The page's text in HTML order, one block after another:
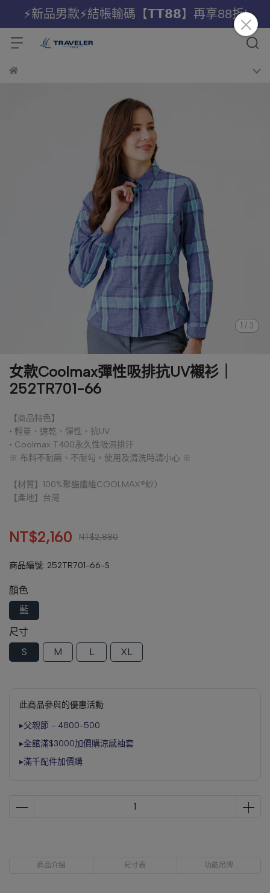
⚡新品男款⚡結帳輸碼【𝗧𝗧𝟴𝟴】再享88折!
1 / 3
女款Coolmax彈性吸排抗UV襯衫｜
252TR701-66
【商品特色】
• 輕量、速乾、彈性、抗UV
• Coolmax T400永久性吸濕排汗
※ 布料不耐磨、不耐勾，使用及清洗時請小心 ※
【材質】100%聚酯纖維COOLMAX®紗)
【產地】台灣
NT$2,160 NT$2,880
商品編號: 252TR701-66-S
顏色
藍
尺寸
S
M L XL
此商品參與的優惠活動
▸父親節 - 4800-500
▸全館滿$3000加價購涼感袖套
▸滿千配件加價購
商品介紹 尺寸表 功能吊牌